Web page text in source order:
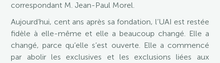
correspondant M. Jean-Paul Morel.
Aujourd’hui, cent ans après sa fondation, l’UAI est restée
fidèle à elle-même et elle a beaucoup changé. Elle a
changé, parce qu’elle s’est ouverte. Elle a commencé
par abolir les exclusives et les exclusions liées aux